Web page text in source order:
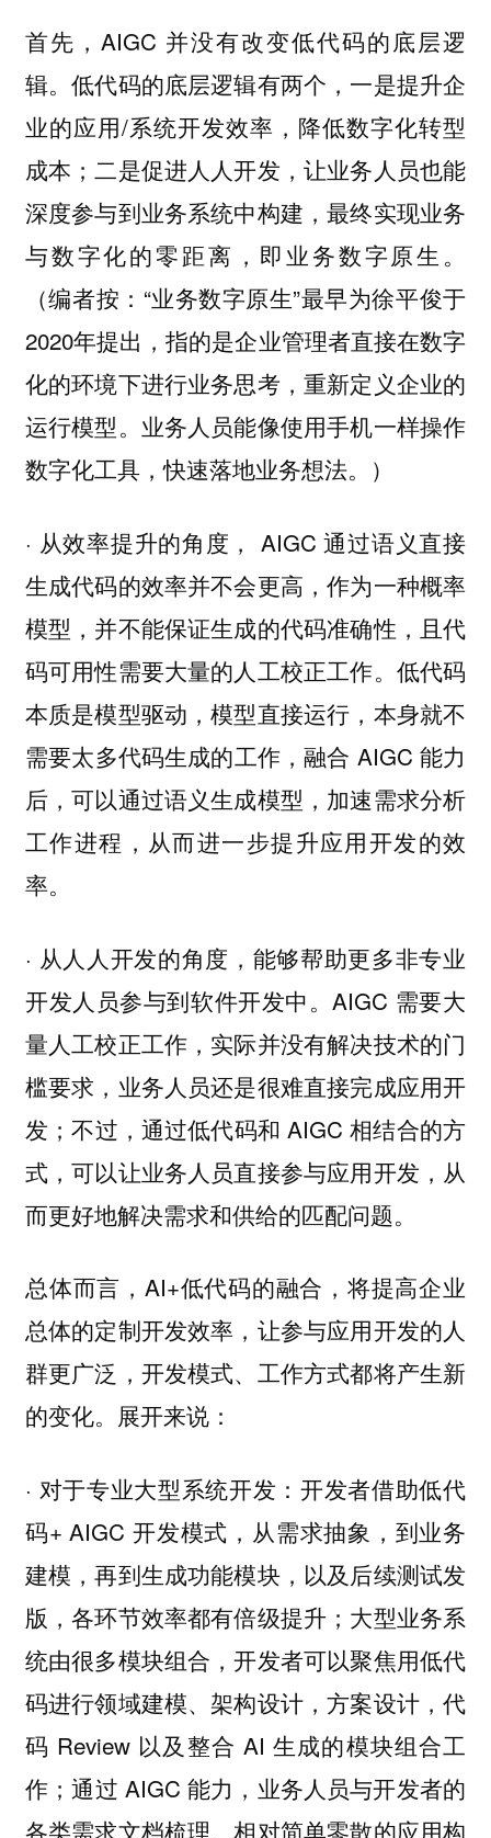
首先，AIGC 并没有改变低代码的底层逻
辑。低代码的底层逻辑有两个，一是提升企
业的应用/系统开发效率，降低数字化转型
成本；二是促进人人开发，让业务人员也能
深度参与到业务系统中构建，最终实现业务
与数字化的零距离，即业务数字原生。
（编者按：“业务数字原生”最早为徐平俊于
2020年提出，指的是企业管理者直接在数字
化的环境下进行业务思考，重新定义企业的
运行模型。业务人员能像使用手机一样操作
数字化工具，快速落地业务想法。）
· 从效率提升的角度， AIGC 通过语义直接
生成代码的效率并不会更高，作为一种概率
模型，并不能保证生成的代码准确性，且代
码可用性需要大量的人工校正工作。低代码
本质是模型驱动，模型直接运行，本身就不
需要太多代码生成的工作，融合 AIGC 能力
后，可以通过语义生成模型，加速需求分析
工作进程，从而进一步提升应用开发的效
率。
· 从人人开发的角度，能够帮助更多非专业
开发人员参与到软件开发中。AIGC 需要大
量人工校正工作，实际并没有解决技术的门
槛要求，业务人员还是很难直接完成应用开
发；不过，通过低代码和 AIGC 相结合的方
式，可以让业务人员直接参与应用开发，从
而更好地解决需求和供给的匹配问题。
总体而言，AI+低代码的融合，将提高企业
总体的定制开发效率，让参与应用开发的人
群更广泛，开发模式、工作方式都将产生新
的变化。展开来说：
· 对于专业大型系统开发：开发者借助低代
码+ AIGC 开发模式，从需求抽象，到业务
建模，再到生成功能模块，以及后续测试发
版，各环节效率都有倍级提升；大型业务系
统由很多模块组合，开发者可以聚焦用低代
码进行领域建模、架构设计，方案设计，代
码 Review 以及整合 AI 生成的模块组合工
作；通过 AIGC 能力，业务人员与开发者的
各类需求文档梳理、相对简单零散的应用构